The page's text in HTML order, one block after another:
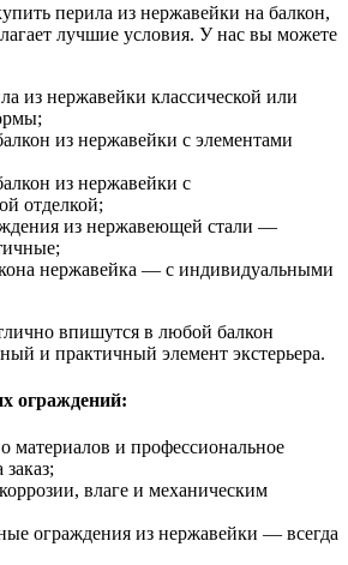
перила из нержавейки на балкон,
лучшие условия. У нас вы можете
из нержавейки классической или
из нержавейки с элементами
из нержавейки с
отделкой;
из нержавеющей стали —
нержавейка — с индивидуальными
впишутся в любой балкон
и практичный элемент экстерьера.
ограждений:
материалов и профессиональное
влаге и механическим
ограждения из нержавейки — всегда